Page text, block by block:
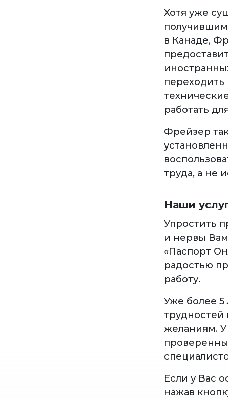
Хотя уже
в Канаде,
переходить
работать
Фрейзер
труда, а не
Наши
Упростить
и нервы
«Паспорт
радостью
работу.
Уже более
желаниям.
Если у Вас
нажав